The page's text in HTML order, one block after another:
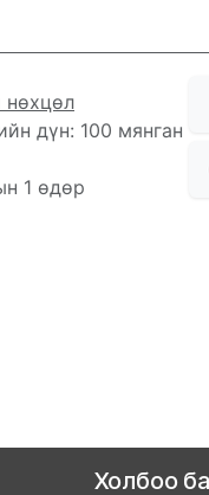
нөхцөл
дүн: 100 мянган
1 өдөр
Холбоо